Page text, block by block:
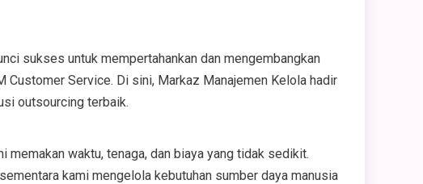
sukses untuk mempertahankan dan mengembangkan
Service. Di sini, Markaz Manajemen Kelola hadir
outsourcing terbaik.
waktu, tenaga, dan biaya yang tidak sedikit.
kami mengelola kebutuhan sumber daya manusia